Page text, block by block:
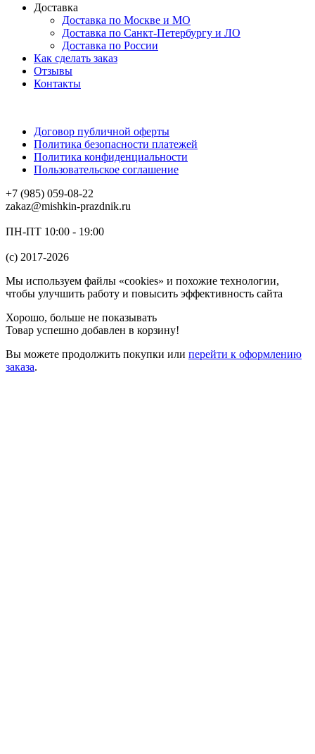
Доставка
Доставка по Москве и МО
Доставка по Санкт-Петербургу и ЛО
Доставка по России
Как сделать заказ
Отзывы
Контакты
Договор публичной оферты
Политика безопасности платежей
Политика конфиденциальности
Пользовательское соглашение
+7 (985) 059-08-22
zakaz@mishkin-prazdnik.ru
ПН-ПТ 10:00 - 19:00
(c) 2017-2026
Мы используем файлы «cookies» и похожие технологии,
чтобы улучшить работу и повысить эффективность сайта
Хорошо, больше не показывать
Товар успешно добавлен в корзину!
Вы можете продолжить покупки или перейти к оформлению
заказа.